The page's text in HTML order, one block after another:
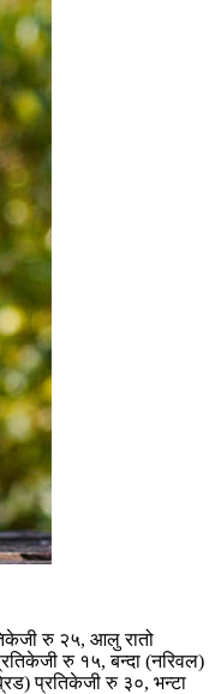
रु २५, आलु रातो
रु १५, बन्दा (नरिवल)
प्रतिकेजी रु ३०, भन्टा